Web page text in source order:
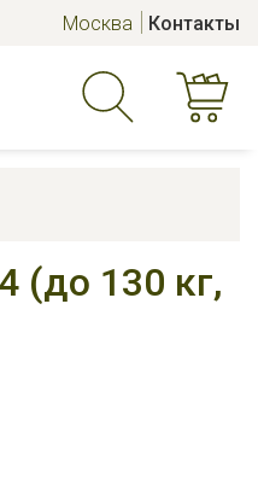
Москва Контакты
(до 130 кг,